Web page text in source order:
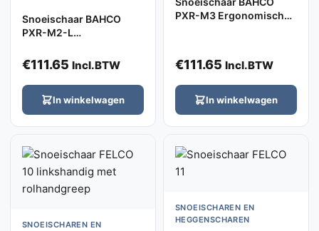
Snoeischaar BAHCO
PXR-M2-L
links met rolhandgreep
€111.65 Incl.BTW
In winkelwagen
PXR-M3 Ergonomisch
€111.65 Incl.BTW
In winkelwagen
SNOEISCHAREN EN
SNOEISCHAREN EN
HEGGENSCHAREN